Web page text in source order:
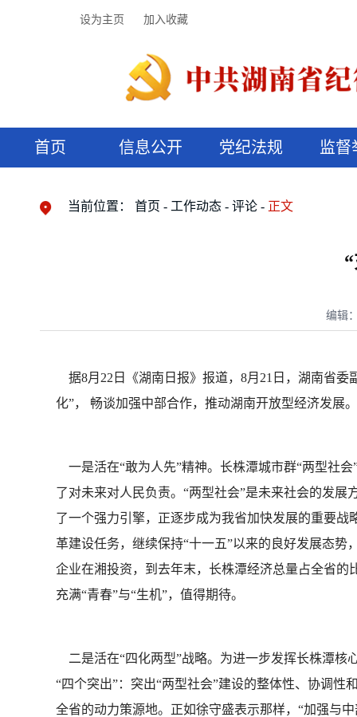
设为主页 加入收藏
首页 信息公开 党纪法规 监督
当前位置： 首页 工作动态 评论 正文
编辑
据8月22日《湖南日报》报道，8月21日，湖南省委
化”， 畅谈加强中部合作，推动湖南开放型经济发展
一是活在“敢为人先”精神。长株潭城市群“两型社
了对未来对人民负责。“两型社会”是未来社会的发展
了一个强力引擎，正逐步成为我省加快发展的重要
革建设任务，继续保持“十一五”以来的良好发展态势
企业在湘投资，到去年末，长株潭经济总量占全省
充满“青春”与“生机”，值得期待。
二是活在“四化两型”战略。为进一步发挥长株潭核
“四个突出”：突出“两型社会”建设的整体性、协调
全省的动力策源地。正如徐守盛表示那样，“加强与